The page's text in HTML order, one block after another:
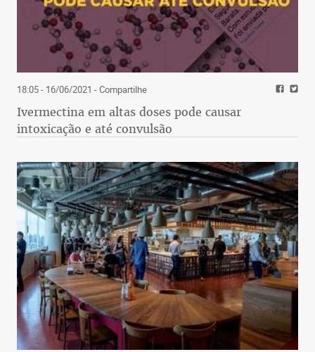
18:05 - 16/06/2021 - Compartilhe
Ivermectina em altas doses pode causar
intoxicação e até convulsão